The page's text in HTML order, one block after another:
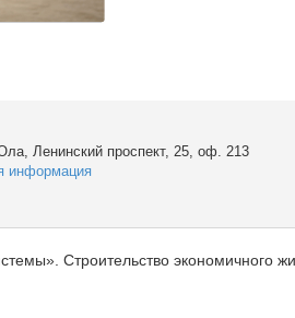
Ленинский проспект, 25, оф. 213
информация
Строительство экономичного